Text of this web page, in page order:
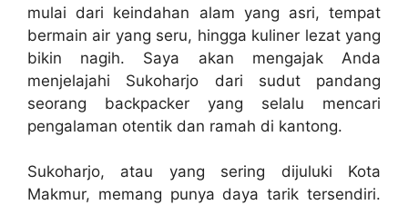
mulai dari keindahan alam yang asri, tempat
bermain air yang seru, hingga kuliner lezat yang
bikin nagih. Saya akan mengajak Anda
menjelajahi Sukoharjo dari sudut pandang
seorang backpacker yang selalu mencari
pengalaman otentik dan ramah di kantong.
Sukoharjo, atau yang sering dijuluki Kota
Makmur, memang punya daya tarik tersendiri.